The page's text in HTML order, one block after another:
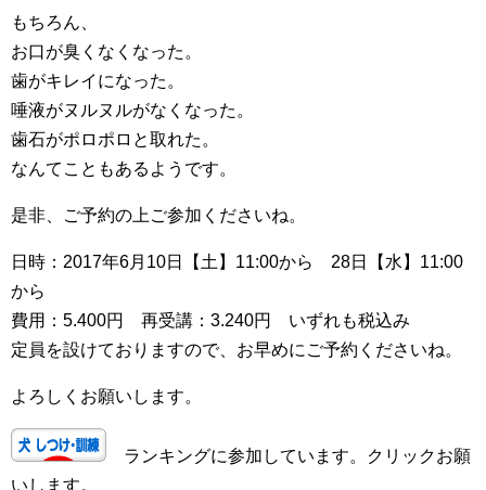
もちろん、
お口が臭くなくなった。
歯がキレイになった。
唾液がヌルヌルがなくなった。
歯石がポロポロと取れた。
なんてこともあるようです。
是非、ご予約の上ご参加くださいね。
日時：2017年6月10日【土】11:00から 28日【水】11:00
から
費用：5.400円 再受講：3.240円 いずれも税込み
定員を設けておりますので、お早めにご予約くださいね。
よろしくお願いします。
ランキングに参加しています。クリックお願
いします。